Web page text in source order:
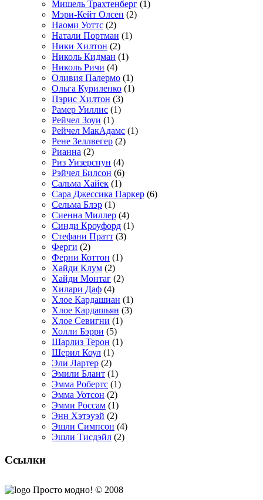
Мишель Трахтенберг (1)
Мэри-Кейт Олсен (2)
Наоми Уоттс (2)
Натали Портман (1)
Ники Хилтон (2)
Николь Кидман (1)
Николь Ричи (4)
Оливия Палермо (1)
Ольга Куриленко (1)
Пэрис Хилтон (3)
Рамер Уиллис (1)
Рейчел Зоуи (1)
Рейчел МакАдамс (1)
Рене Зеллвегер (2)
Рианна (2)
Риз Уизерспун (4)
Рэйчел Билсон (6)
Сальма Хайек (1)
Сара Джессика Паркер (6)
Сельма Блэр (1)
Сиенна Миллер (4)
Синди Кроуфорд (1)
Стефани Пратт (3)
Ферги (2)
Ферни Коттон (1)
Хайди Клум (2)
Хайди Монтаг (2)
Хилари Даф (4)
Хлое Кардашиан (1)
Хлое Кардашьян (3)
Хлое Севигни (1)
Холли Бэрри (5)
Шарлиз Терон (1)
Шерил Коул (1)
Эли Лартер (2)
Эмили Блант (1)
Эмма Робертс (1)
Эмма Уотсон (2)
Эмми Россам (1)
Энн Хэтэуэй (2)
Эшли Симпсон (4)
Эшли Тисдэйл (2)
Ссылки
Просто модно! © 2008